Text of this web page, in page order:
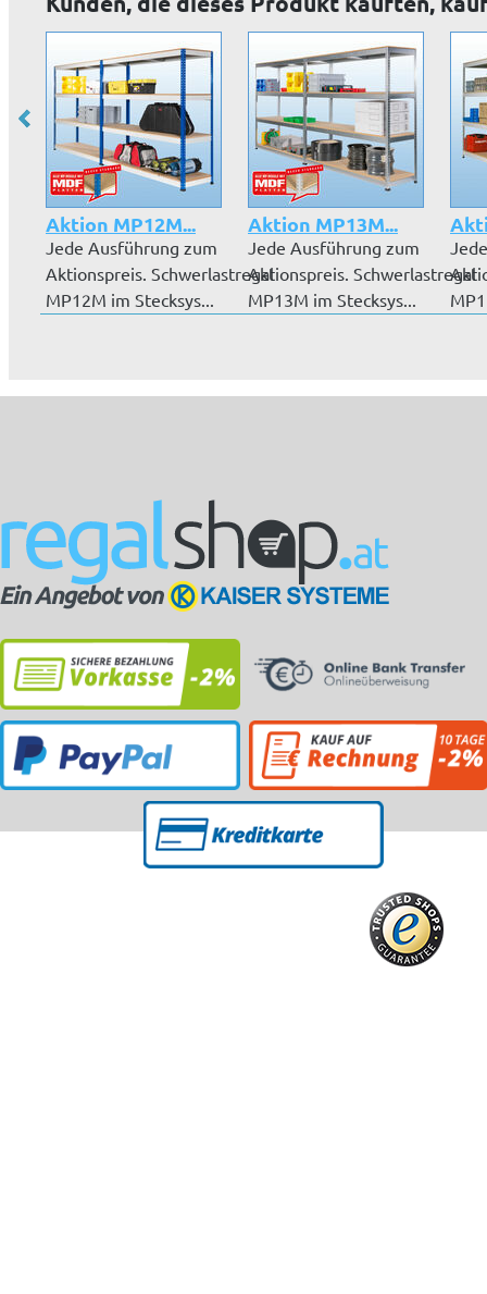
Aktion MP12M...
Jede Ausführung zum
Aktionspreis. Schwerlastregal
MP12M im Stecksys...
Aktion MP13M...
Jede Ausführung zum
Aktionspreis. Schwerlastregal
MP13M im Stecksys...